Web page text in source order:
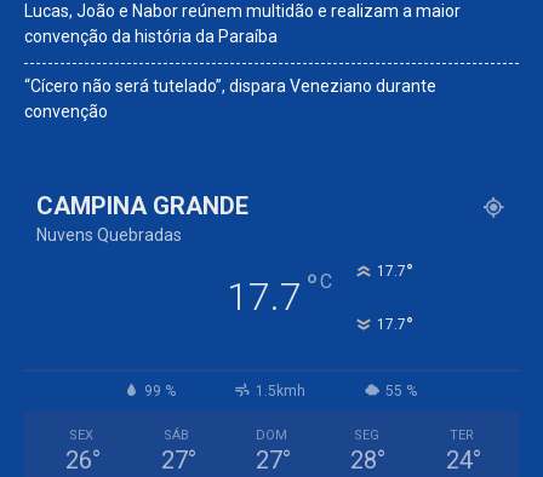
Lucas, João e Nabor reúnem multidão e realizam a maior
convenção da história da Paraíba
“Cícero não será tutelado”, dispara Veneziano durante
convenção
CAMPINA GRANDE
Nuvens Quebradas
17.7 °C 17.7°
17.7°
99 % 1.5kmh 55 %
SEX
26°
SÁB
27°
DOM
27°
SEG
28°
TER
24°